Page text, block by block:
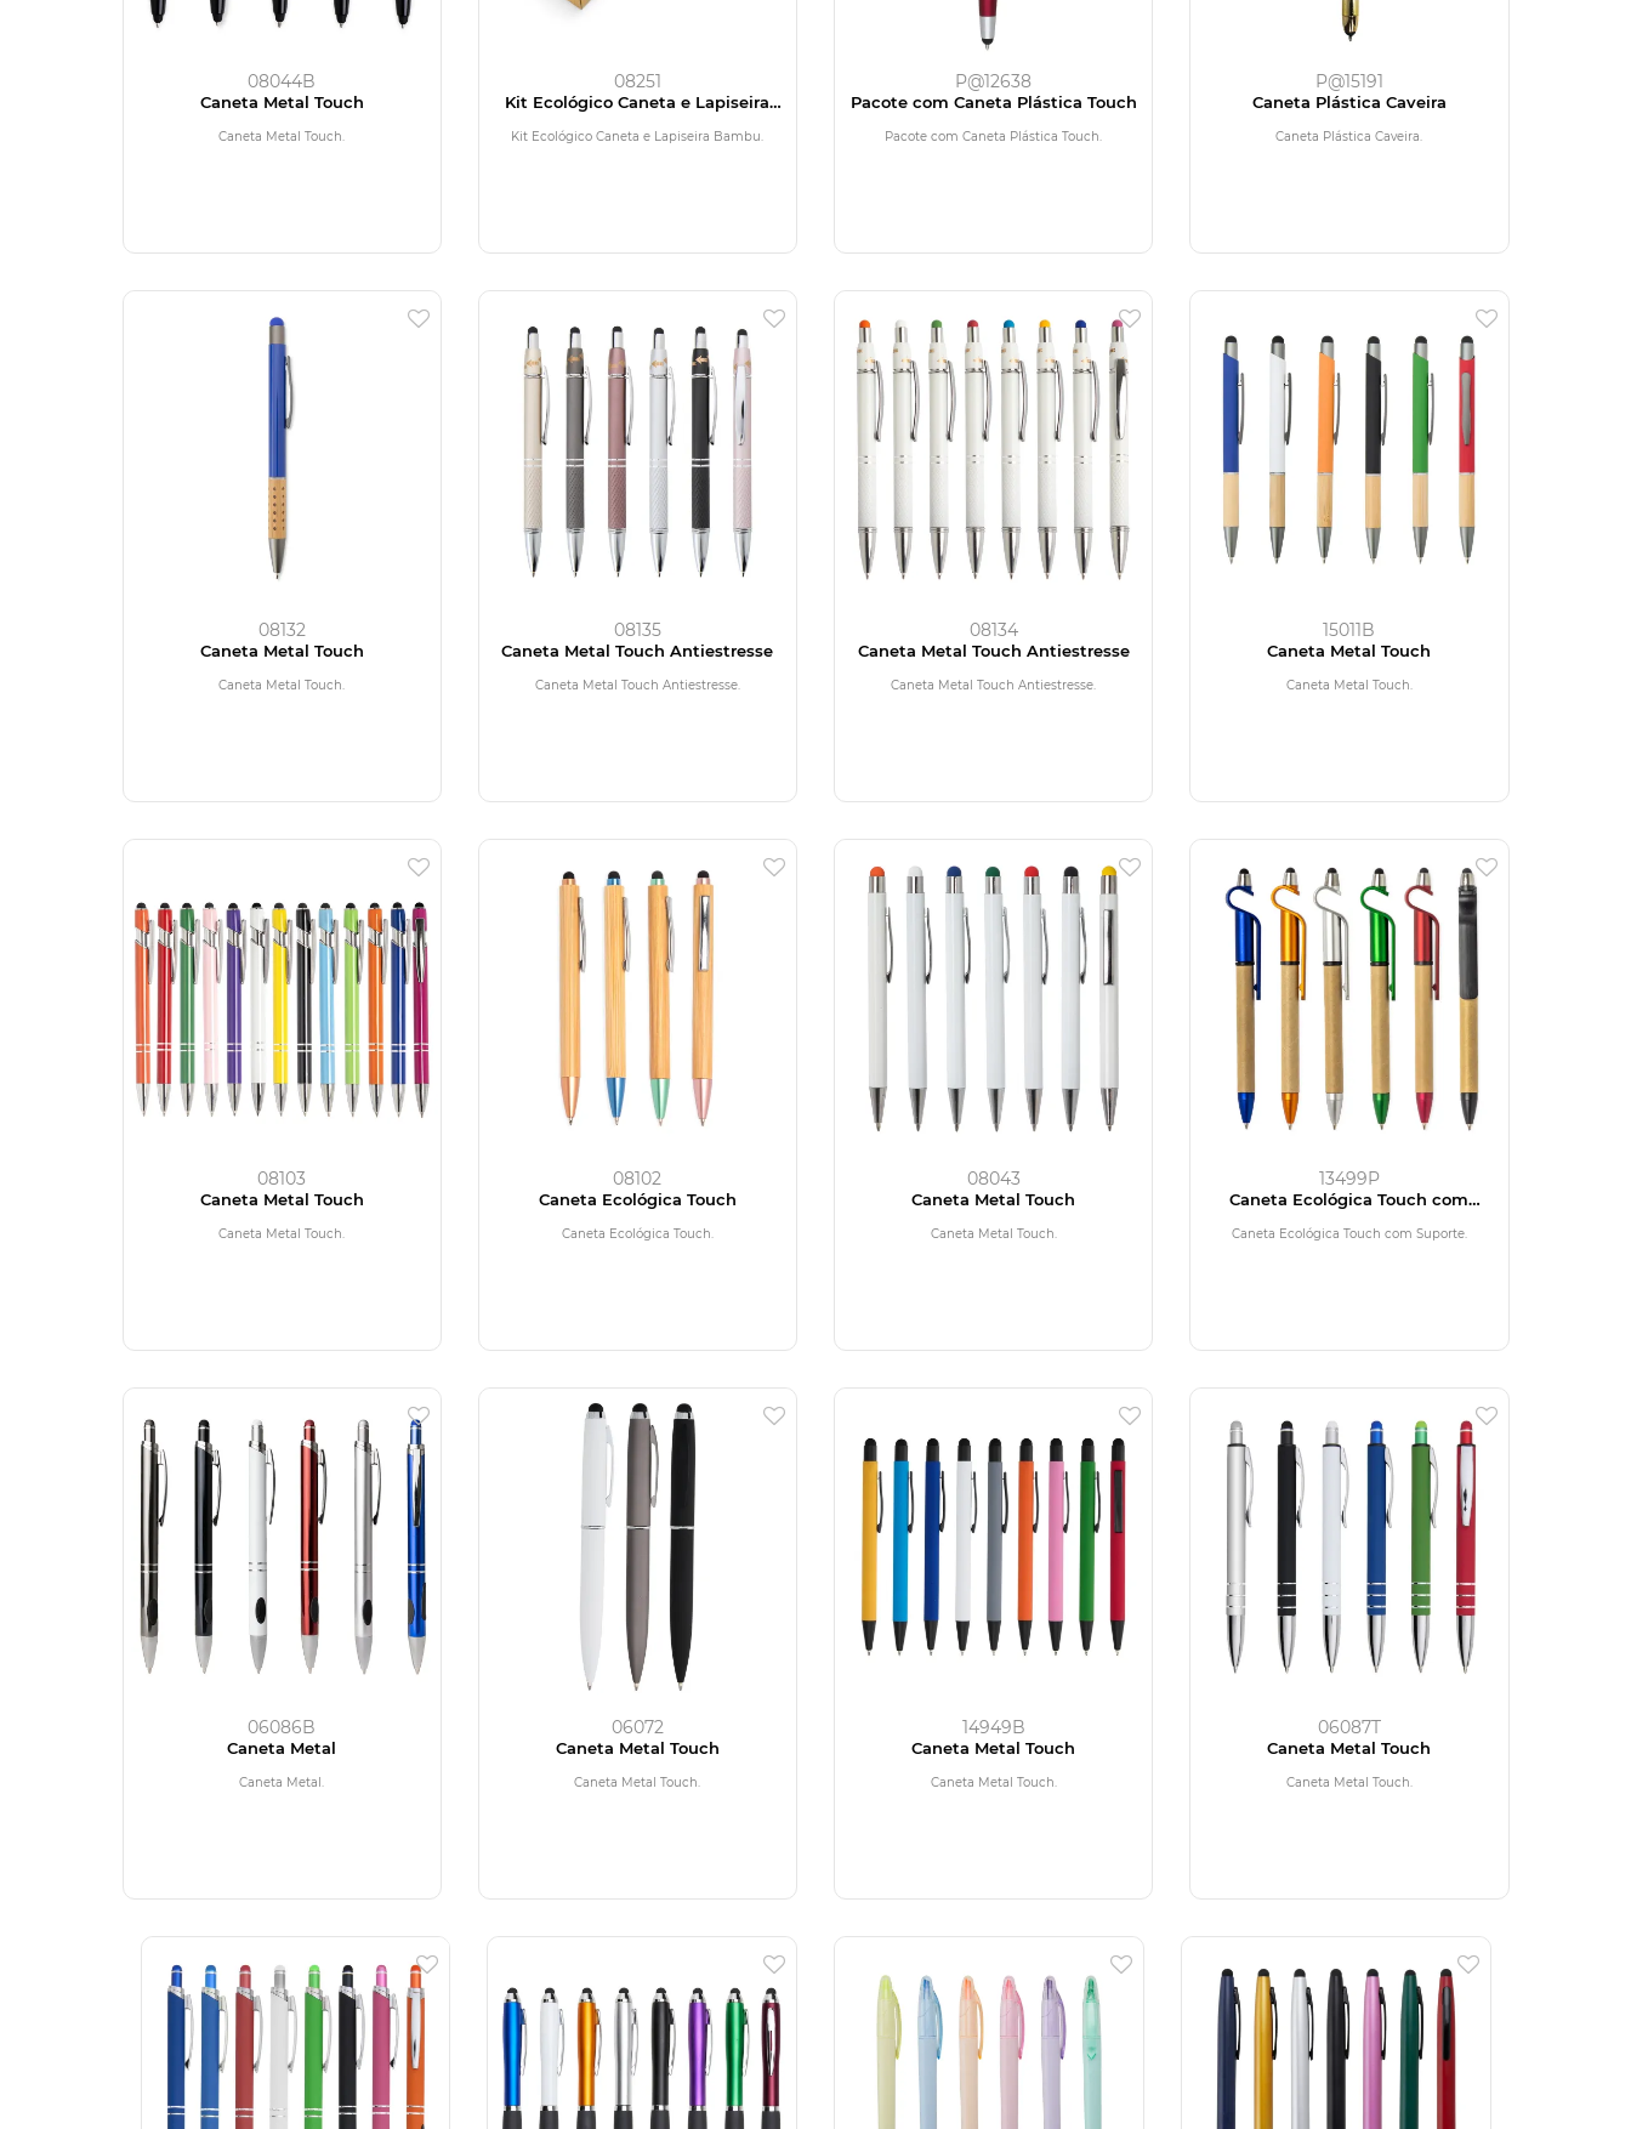
08044B
Caneta Metal Touch
Caneta Metal Touch.
08251
Kit Ecológico Caneta e Lapiseira
Kit Ecológico Caneta e Lapiseira Bambu.
P@12638
Pacote com Caneta Plástica Touch
Pacote com Caneta Plástica Touch.
P@15191
Caneta Plástica Caveira
Caneta Plástica Caveira.
08132
Caneta Metal Touch
Caneta Metal Touch.
08135
Caneta Metal Touch Antiestresse
Caneta Metal Touch Antiestresse.
08134
Caneta Metal Touch Antiestresse
Caneta Metal Touch Antiestresse.
15011B
Caneta Metal Touch
Caneta Metal Touch.
08103
Caneta Metal Touch
Caneta Metal Touch.
08102
Caneta Ecológica Touch
Caneta Ecológica Touch.
08043
Caneta Metal Touch
Caneta Metal Touch.
13499P
Caneta Ecológica Touch com
Caneta Ecológica Touch com Suporte.
06086B
Caneta Metal
Caneta Metal.
06072
Caneta Metal Touch
Caneta Metal Touch.
14949B
Caneta Metal Touch
Caneta Metal Touch.
06087T
Caneta Metal Touch
Caneta Metal Touch.